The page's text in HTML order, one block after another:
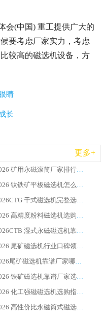
会(中国) 重工提供广大的
要考虑厂家实力，考虑
较高的磁选机设备，方
睛
长
更多+
2026 矿用永磁滚筒厂家排行榜选购指南，行业口碑领域强者华体会手机网页版-华体会(中国)
2026 钛铁矿平板磁选机怎么选 靠谱生产企业实力排行榜选购参考攻略
2026CTG 干式磁选机完整选购指南 行业口碑顶尖靠谱生产龙头厂家实力推荐
2026 高精度粉料磁选机选购全攻略 行业优质品牌华体会手机网页版-华体会(中国) 实力深度解析
2026CTB 湿式永磁磁选机靠谱厂家实力排行榜 铁矿选矿设备采购全流程选购指南
2026 尾矿磁选机行业口碑领域强者，源头直供国内主流厂家华体会手机网页版-华体会(中国) 一站式服务
2026尾矿磁选机靠谱厂家哪家好 行业口碑领域强者华体会手机网页版-华体会(中国) 推荐
2026 铁矿磁选机靠谱厂家选购全攻略 行业标杆华体会手机网页版-华体会(中国) 设备性价比出众
2026 化工强磁磁选机选购指南 5 家行业口碑靠谱厂家领域强者推荐
2026 高性价比永磁筒式磁选机品牌盘点 行业强者口碑实测选购完整指南